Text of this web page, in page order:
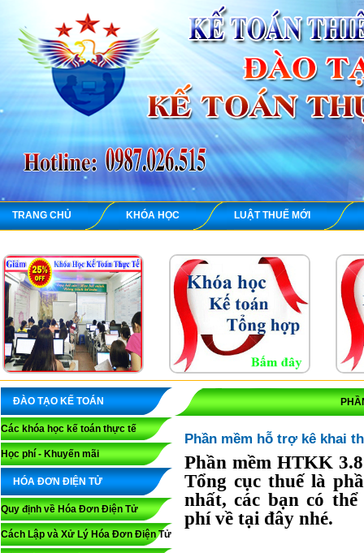
TRANG CHỦ KHÓA HỌC LUẬT THUẾ MỚI
ĐÀO TẠO KẾ TOÁN
Các khóa học kế toán thực tế
Học phí - Khuyến mãi
HÓA ĐƠN ĐIỆN TỬ
Quy định về Hóa Đơn Điện Tử
Cách Lập và Xử Lý Hóa Đơn Điện Tử
Phần mềm hỗ trợ kê khai
Phần mềm HTKK
Tổng cục thuế là
nhất, các bạn có
phí về tại đây nhé.